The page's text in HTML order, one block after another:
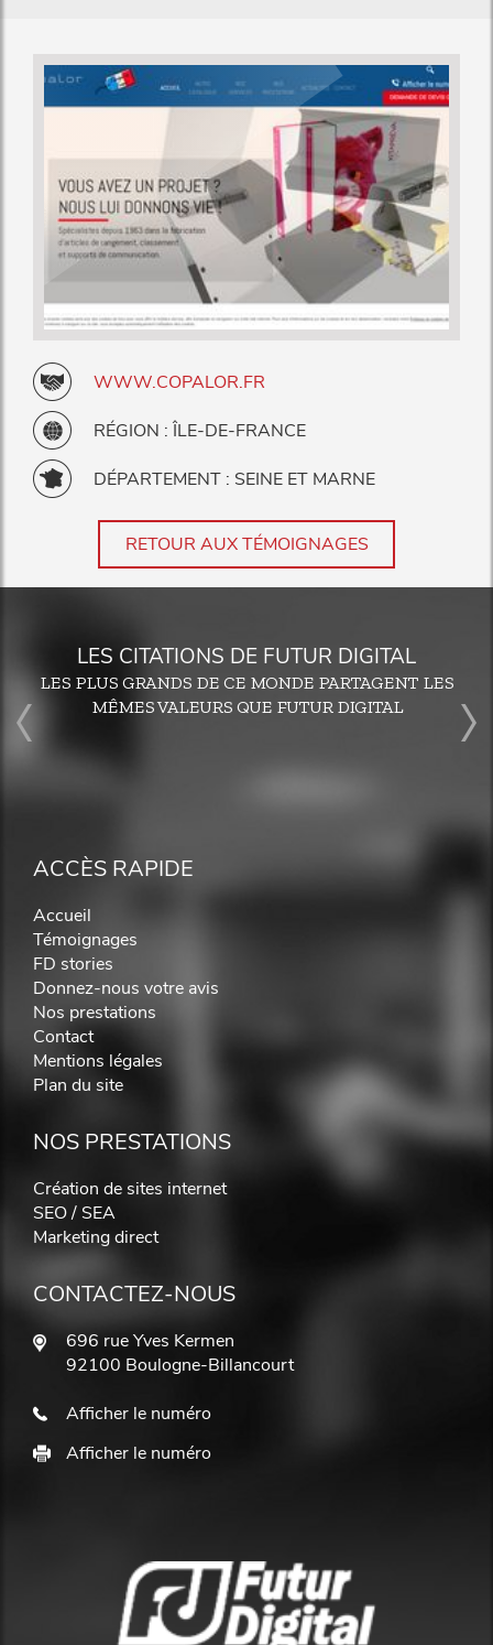
WWW.COPALOR.FR
RÉGION : ÎLE-DE-FRANCE
DÉPARTEMENT : SEINE ET MARNE
RETOUR AUX TÉMOIGNAGES
LES CITATIONS DE FUTUR DIGITAL
LES PLUS GRANDS DE CE MONDE PARTAGENT LES
MÊMES VALEURS QUE FUTUR DIGITAL
ACCÈS RAPIDE
Accueil
Témoignages
FD stories
Donnez-nous votre avis
Nos prestations
Contact
Mentions légales
Plan du site
NOS PRESTATIONS
Création de sites internet
SEO / SEA
Marketing direct
CONTACTEZ-NOUS
696 rue Yves Kermen
92100 Boulogne-Billancourt
Afficher le numéro
Afficher le numéro